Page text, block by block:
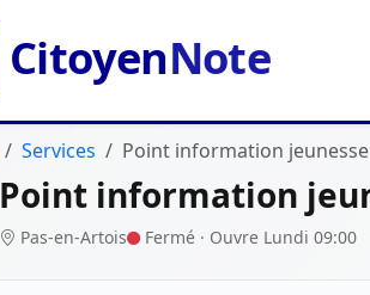
Services Point information
Point information
Pas-en-Artois Fermé · Ouvre Lundi 09:00